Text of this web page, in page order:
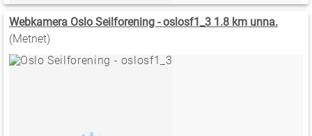
Webkamera Oslo Seilforening - oslosf1_3 1.8 km unna.
(Metnet)